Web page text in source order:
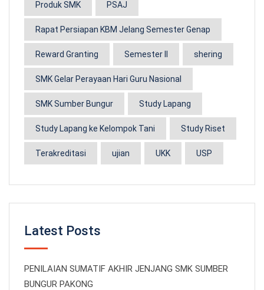
Produk SMK PSAJ
Rapat Persiapan KBM Jelang Semester Genap
Reward Granting Semester II shering
SMK Gelar Perayaan Hari Guru Nasional
SMK Sumber Bungur Study Lapang
Study Lapang ke Kelompok Tani Study Riset
Terakreditasi ujian UKK USP
Latest Posts
PENILAIAN SUMATIF AKHIR JENJANG SMK SUMBER
BUNGUR PAKONG